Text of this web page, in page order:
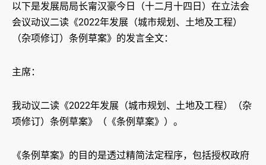
​以下是发展局局长甯汉豪今日（十二月十四日）在立法会
会议动议二读《2022年发展（城市规划、土地及工程）
（杂项修订）条例草案》的发言全文：
主席：
我动议二读《2022年发展（城市规划、土地及工程）（杂
项修订）条例草案》（《条例草案》）。
《条例草案》的目的是透过精简法定程序，包括授权政府